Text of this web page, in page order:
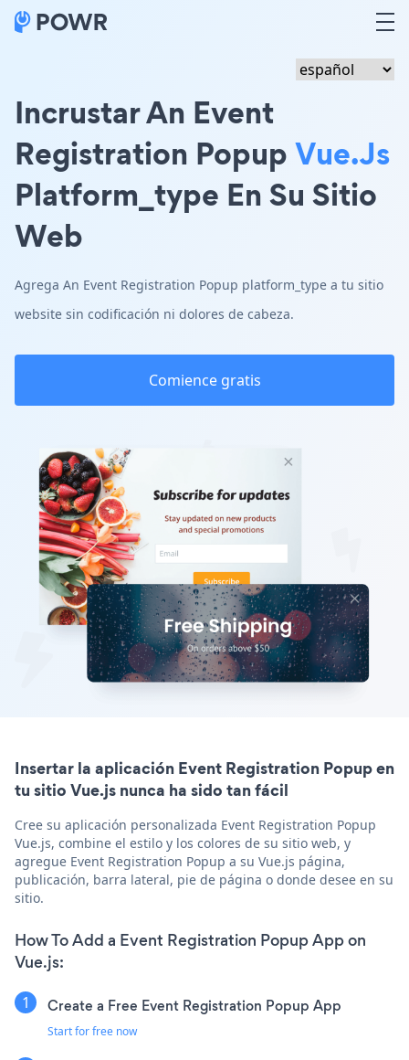
Incrustar An Event
Registration PopupVue.js
Platform_type En Su Sitio
Web
Agrega An Event Registration Popup platform_type a tu sitio
website sin codificación ni dolores de cabeza.
Comience gratis
Insertar la aplicación Event Registration Popup en
tu sitio Vue.js nunca ha sido tan fácil
Cree su aplicación personalizada Event Registration Popup
Vue.js, combine el estilo y los colores de su sitio web, y
agregue Event Registration Popup a su Vue.js página,
publicación, barra lateral, pie de página o donde desee en su
sitio.
How To Add a Event Registration Popup App on
Vue.js:
Create a Free Event Registration Popup App
Start for free now